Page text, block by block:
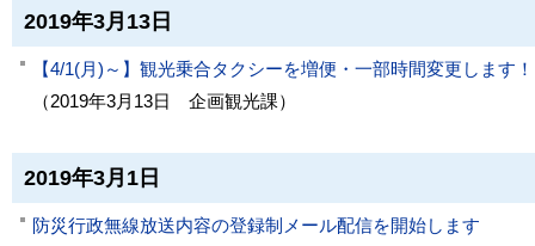
2019年3月13日
【4/1(月)～】観光乗合タクシーを増便・一部時間変更します！
（2019年3月13日 企画観光課）
2019年3月1日
防災行政無線放送内容の登録制メール配信を開始します